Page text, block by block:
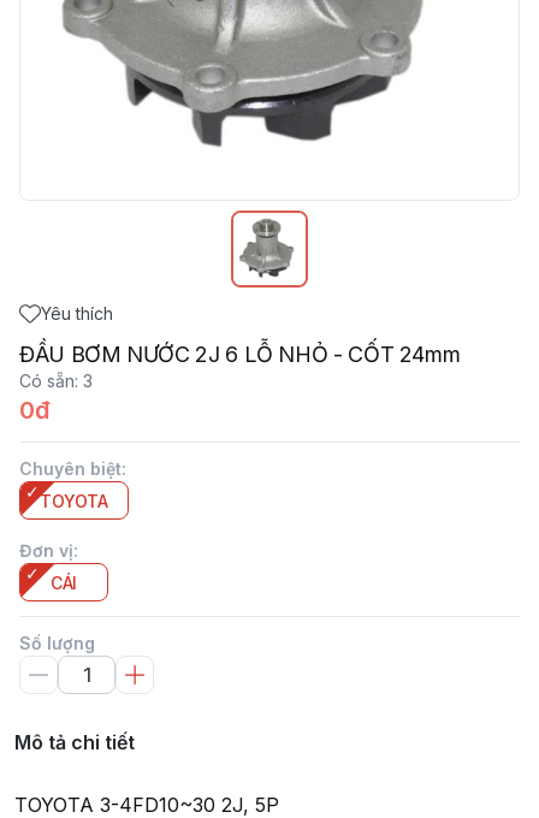
Yêu thích
ĐẦU BƠM NƯỚC 2J 6 LỖ NHỎ - CỐT 24mm
Có sẵn: 3
0đ
Chuyên biệt:
TOYOTA
Đơn vị:
CÁI
Số lượng
Mô tả chi tiết
TOYOTA 3-4FD10~30 2J, 5P